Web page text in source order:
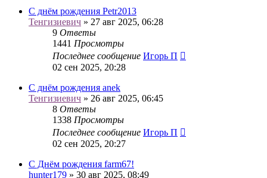
С днём рождения Petr2013
Тенгизиевич » 27 авг 2025, 06:28
9 Ответы
1441 Просмотры
Последнее сообщение Игорь П
02 сен 2025, 20:28
С днём рождения anek
Тенгизиевич » 26 авг 2025, 06:45
8 Ответы
1338 Просмотры
Последнее сообщение Игорь П
02 сен 2025, 20:27
С Днём рождения farm67!
hunter179 » 30 авг 2025, 08:49